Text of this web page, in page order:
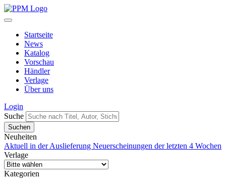
Startseite
News
Katalog
Vorschau
Händler
Verlage
Über uns
Login
Suche
Neuheiten
Aktuell in der Auslieferung Neuerscheinungen der letzten 4 Wochen
Verlage
Kategorien